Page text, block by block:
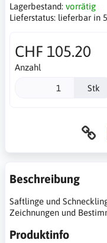
Lagerbestand: vorrätig
Lieferstatus: lieferbar in
CHF 105.20
Anzahl
Stk
Beschreibung
Saftlinge und
Zeichnungen und
Produktinfo